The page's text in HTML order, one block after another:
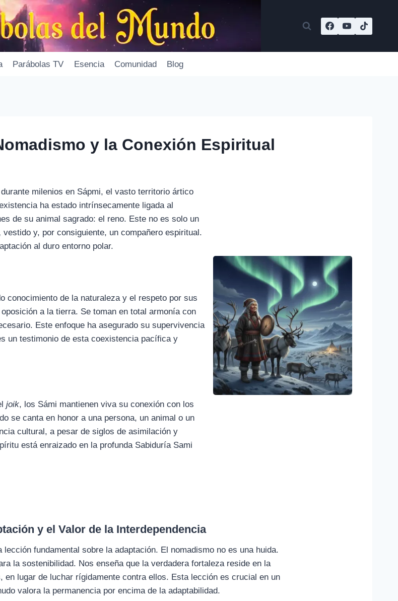
Parábolas TV Esencia Comunidad Blog
y la Conexión Espiritual
milenios en Sápmi, el vasto territorio ártico
ha estado intrínsecamente ligada al
de su animal sagrado: el reno. Este no es solo un
y, por consiguiente, un compañero espiritual.
al duro entorno polar.
conocimiento de la naturaleza y el respeto por sus
a la tierra. Se toman en total armonía con
Este enfoque ha asegurado su supervivencia
un testimonio de esta coexistencia pacífica y
joik, los Sámi mantienen viva su conexión con los
se canta en honor a una persona, un animal o un
cultural, a pesar de siglos de asimilación y
está enraizado en la profunda Sabiduría Sami
y el Valor de la Interdependencia
fundamental sobre la adaptación. El nomadismo no es una huida.
la sostenibilidad. Nos enseña que la verdadera fortaleza reside en la
lugar de luchar rígidamente contra ellos. Esta lección es crucial en un
valora la permanencia por encima de la adaptabilidad.